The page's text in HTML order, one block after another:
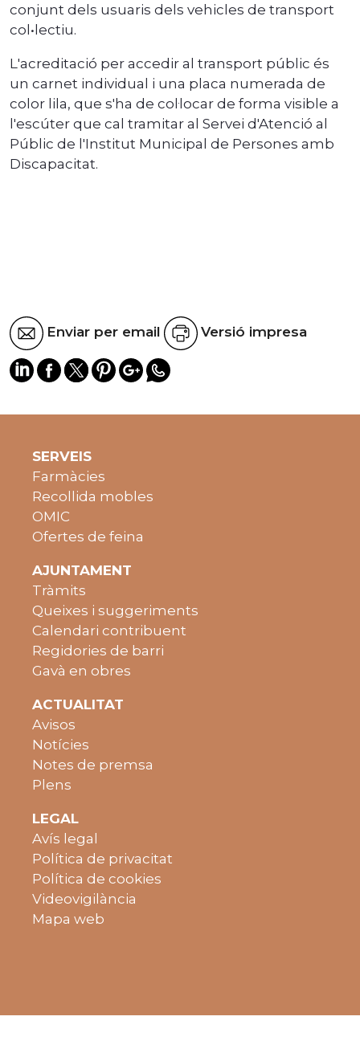
conjunt dels usuaris dels vehicles de transport
col•lectiu.
L'acreditació per accedir al transport públic és
un carnet individual i una placa numerada de
color lila, que s'ha de col·locar de forma visible a
l'escúter que cal tramitar al Servei d'Atenció al
Públic de l'Institut Municipal de Persones amb
Discapacitat.
Enviar per email Versió impresa
SERVEIS
Farmàcies
Recollida mobles
OMIC
Ofertes de feina
AJUNTAMENT
Tràmits
Queixes i suggeriments
Calendari contribuent
Regidories de barri
Gavà en obres
ACTUALITAT
Avisos
Notícies
Notes de premsa
Plens
LEGAL
Avís legal
Política de privacitat
Política de cookies
Videovigilància
Mapa web